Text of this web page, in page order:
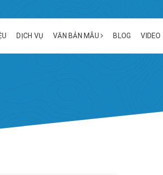
DỊCH VỤ VĂN BẢN MẪU BLOG VIDEO